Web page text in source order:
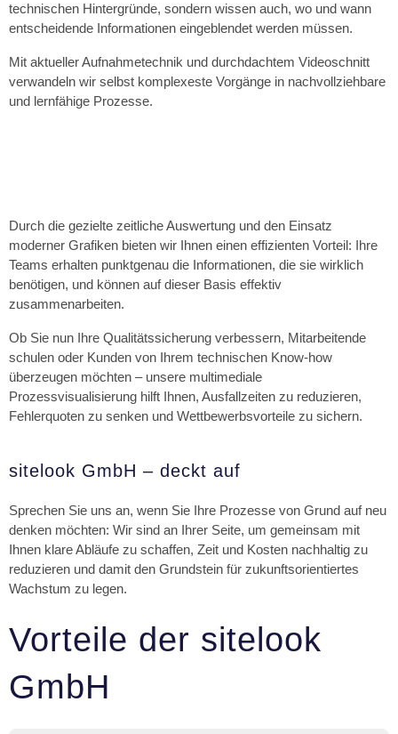
technischen Hintergründe, sondern wissen auch, wo und wann
entscheidende Informationen eingeblendet werden müssen.
Mit aktueller Aufnahmetechnik und durchdachtem Videoschnitt
verwandeln wir selbst komplexeste Vorgänge in nachvollziehbare
und lernfähige Prozesse.
Durch die gezielte zeitliche Auswertung und den Einsatz
moderner Grafiken bieten wir Ihnen einen effizienten Vorteil: Ihre
Teams erhalten punktgenau die Informationen, die sie wirklich
benötigen, und können auf dieser Basis effektiv
zusammenarbeiten.
Ob Sie nun Ihre Qualitätssicherung verbessern, Mitarbeitende
schulen oder Kunden von Ihrem technischen Know-how
überzeugen möchten – unsere multimediale
Prozessvisualisierung hilft Ihnen, Ausfallzeiten zu reduzieren,
Fehlerquoten zu senken und Wettbewerbsvorteile zu sichern.
sitelook GmbH – deckt auf
Sprechen Sie uns an, wenn Sie Ihre Prozesse von Grund auf neu
denken möchten: Wir sind an Ihrer Seite, um gemeinsam mit
Ihnen klare Abläufe zu schaffen, Zeit und Kosten nachhaltig zu
reduzieren und damit den Grundstein für zukunftsorientiertes
Wachstum zu legen.
Vorteile der sitelook
GmbH